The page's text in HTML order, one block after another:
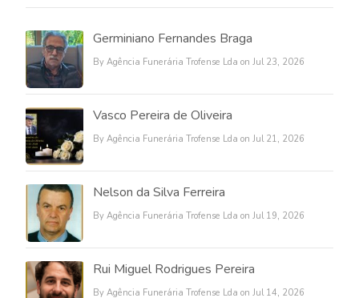
Germiniano Fernandes Braga
By Agência Funerária Trofense Lda on Jul 23, 2026
Vasco Pereira de Oliveira
By Agência Funerária Trofense Lda on Jul 21, 2026
Nelson da Silva Ferreira
By Agência Funerária Trofense Lda on Jul 19, 2026
Rui Miguel Rodrigues Pereira
By Agência Funerária Trofense Lda on Jul 14, 2026